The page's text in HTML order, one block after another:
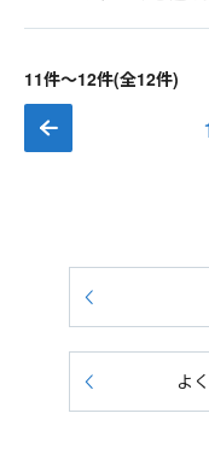
11件～12件(全12件)
よ